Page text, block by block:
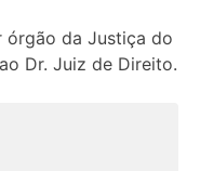
órgão da Justiça do
Dr. Juiz de Direito.